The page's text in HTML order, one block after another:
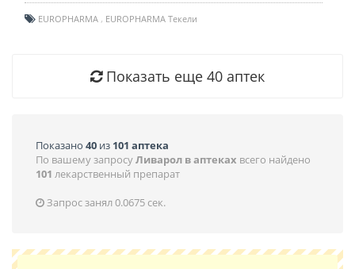
EUROPHARMA EUROPHARMA Текели
Показать еще 40 аптек
Показано 40 из 101 аптека
По вашему запросуЛиварол в аптеках всего найдено
101 лекарственный препарат
Запрос занял 0.0675 сек.